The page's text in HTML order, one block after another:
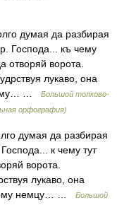
думая да разбирая
Господа... къ чему
отворяй ворота.
лукаво, она
…
Большой толково-
орфография)
думая да разбирая
к чему тут
ворота.
лукаво, она
немцу… …
Большой